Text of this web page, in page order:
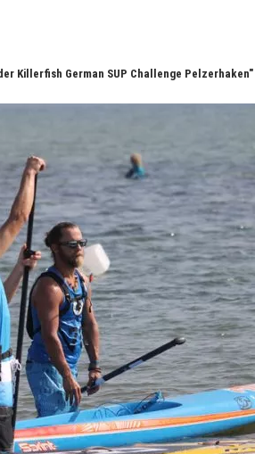
Killerfish German SUP Challenge Pelzerhaken"